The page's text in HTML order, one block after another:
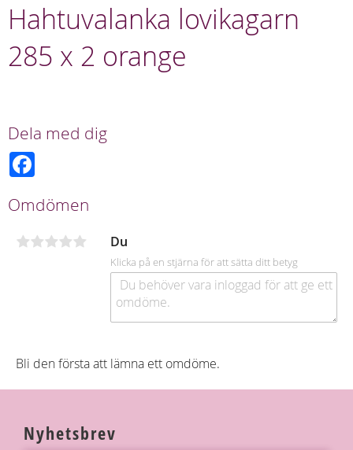
Hahtuvalanka lovikagarn
285 x 2 orange
Dela med dig
b
o
k
Omdömen
Du
Klicka på en stjärna för att sätta ditt betyg
Bli den första att lämna ett omdöme.
Nyhetsbrev